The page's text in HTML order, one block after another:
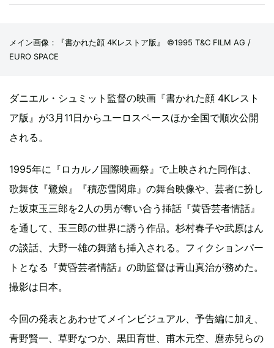
メイン画像：『書かれた顔 4Kレストア版』 ©1995 T&C FILM AG /
EURO SPACE
ダニエル・シュミット監督の映画『書かれた顔 4Kレスト
ア版』が3月11日からユーロスペースほか全国で順次公開
される。
1995年に『ロカルノ国際映画祭』で上映された同作は、
歌舞伎『鷺娘』『積恋雪関扉』の舞台映像や、芸者に扮し
た坂東玉三郎を2人の男が奪い合う挿話『黄昏芸者情話』
を通して、玉三郎の世界に誘う作品。杉村春子や武原はん
の談話、大野一雄の舞踏も挿入される。フィクションパー
トとなる『黄昏芸者情話』の助監督は青山真治が務めた。
撮影は日本。
今回の発表とあわせてメインビジュアル、予告編に加え、
青野賢一、草野なつか、黒田育世、甫木元空、麿赤兒らの